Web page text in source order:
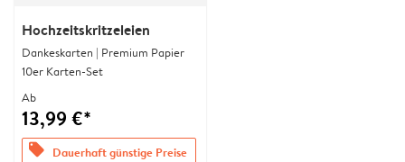
Hochzeitskritzeleien
Dankeskarten | Premium Papier
10er Karten-Set
Ab
13,99 €*
offers Dauerhaft günstige Preise